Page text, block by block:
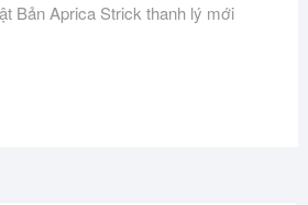
Bản Aprica Strick thanh lý mới